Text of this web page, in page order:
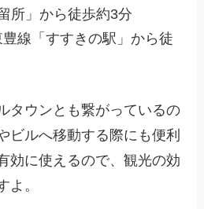
所」から徒歩約3分
線「すすきの駅」から徒
タウンとも繋がっているの
ビルへ移動する際にも便利
効に使えるので、観光の効
よ。